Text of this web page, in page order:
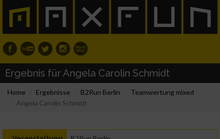
Ergebnis für Angela Carolin Schmidt
Home Ergebnisse B2Run Berlin
Teamwertung mixed
Angela Carolin Schmidt